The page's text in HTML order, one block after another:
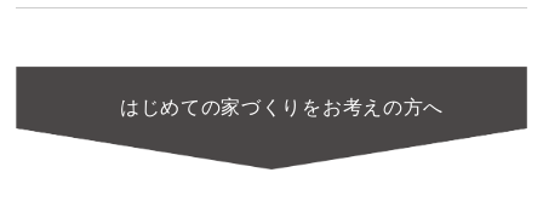
はじめての家づくりをお考えの方へ